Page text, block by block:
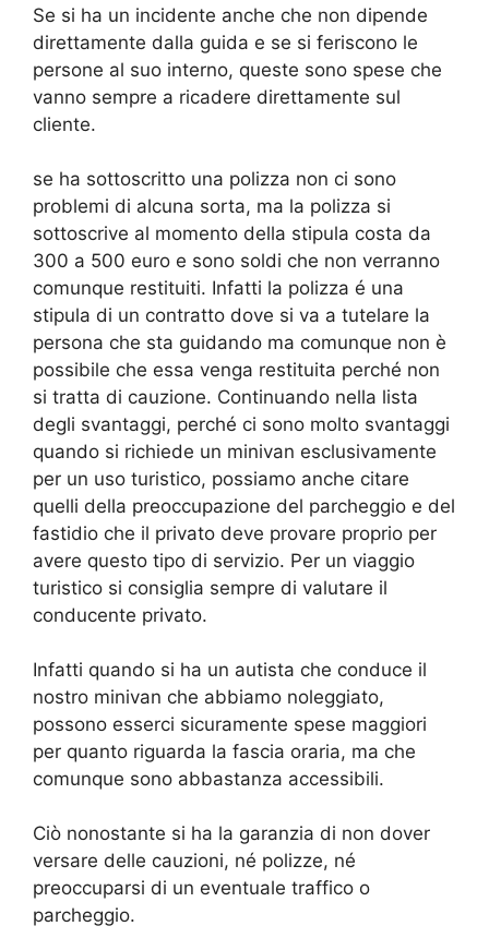
Se si ha un incidente anche che non dipende
direttamente dalla guida e se si feriscono le
persone al suo interno, queste sono spese che
vanno sempre a ricadere direttamente sul
cliente.
se ha sottoscritto una polizza non ci sono
problemi di alcuna sorta, ma la polizza si
sottoscrive al momento della stipula costa da
300 a 500 euro e sono soldi che non verranno
comunque restituiti. Infatti la polizza é una
stipula di un contratto dove si va a tutelare la
persona che sta guidando ma comunque non è
possibile che essa venga restituita perché non
si tratta di cauzione. Continuando nella lista
degli svantaggi, perché ci sono molto svantaggi
quando si richiede un minivan esclusivamente
per un uso turistico, possiamo anche citare
quelli della preoccupazione del parcheggio e del
fastidio che il privato deve provare proprio per
avere questo tipo di servizio. Per un viaggio
turistico si consiglia sempre di valutare il
conducente privato.
Infatti quando si ha un autista che conduce il
nostro minivan che abbiamo noleggiato,
possono esserci sicuramente spese maggiori
per quanto riguarda la fascia oraria, ma che
comunque sono abbastanza accessibili.
Ciò nonostante si ha la garanzia di non dover
versare delle cauzioni, né polizze, né
preoccuparsi di un eventuale traffico o
parcheggio.